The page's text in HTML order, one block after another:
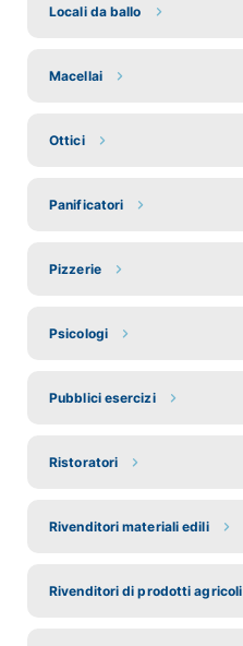
Locali da ballo
Macellai
Ottici
Panificatori
Pizzerie
Psicologi
Pubblici esercizi
Ristoratori
Rivenditori materiali edili
Rivenditori di prodotti agricoli